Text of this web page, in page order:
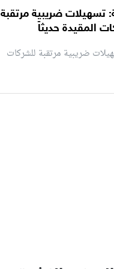
تسهيلات ضريبية مرتقبة
المقيدة حديثاً
ضريبية مرتقبة للشركات